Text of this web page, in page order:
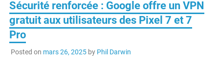
Sécurité renforcée : Google offre un VPN
gratuit aux utilisateurs des Pixel 7 et 7
Pro
Posted on mars 26, 2025by Phil Darwin